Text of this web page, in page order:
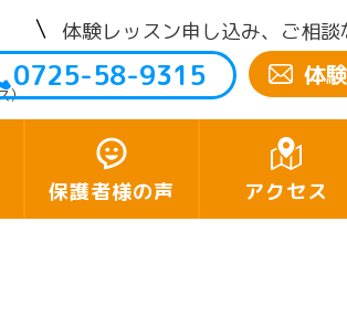
体験レッスン申し込み、ご相談
0725-58-9315 体
）
保護者様の声 アクセス